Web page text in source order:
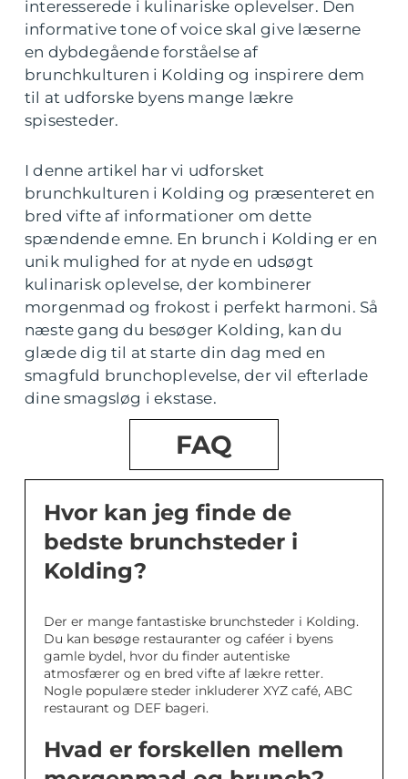
interesserede i kulinariske oplevelser. Den
informative tone of voice skal give læserne
en dybdegående forståelse af
brunchkulturen i Kolding og inspirere dem
til at udforske byens mange lækre
spisesteder.
I denne artikel har vi udforsket
brunchkulturen i Kolding og præsenteret en
bred vifte af informationer om dette
spændende emne. En brunch i Kolding er en
unik mulighed for at nyde en udsøgt
kulinarisk oplevelse, der kombinerer
morgenmad og frokost i perfekt harmoni. Så
næste gang du besøger Kolding, kan du
glæde dig til at starte din dag med en
smagfuld brunchoplevelse, der vil efterlade
dine smagsløg i ekstase.
FAQ
Hvor kan jeg finde de
bedste brunchsteder i
Kolding?
Der er mange fantastiske brunchsteder i Kolding.
Du kan besøge restauranter og caféer i byens
gamle bydel, hvor du finder autentiske
atmosfærer og en bred vifte af lækre retter.
Nogle populære steder inkluderer XYZ café, ABC
restaurant og DEF bageri.
Hvad er forskellen mellem